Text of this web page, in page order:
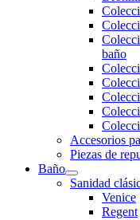
baño
Accesorios
Piezas de
Baño
Sanidad
Venice
Regent